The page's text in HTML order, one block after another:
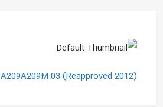
A209A209M-03 (Reapproved 2012)